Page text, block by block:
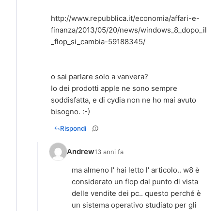
http://www.repubblica.it/economia/affari-e-
finanza/2013/05/20/news/windows_8_dopo_il
_flop_si_cambia-59188345/
o sai parlare solo a vanvera?
Io dei prodotti apple ne sono sempre
soddisfatta, e di cydia non ne ho mai avuto
bisogno. :-)
Rispondi
Andrew13 anni fa
ma almeno l' hai letto l' articolo.. w8 è
considerato un flop dal punto di vista
delle vendite dei pc.. questo perché è
un sistema operativo studiato per gli